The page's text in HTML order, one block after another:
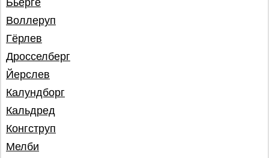
Бьерге
Воллеруп
Гёрлев
Дросселбeрг
Йерслев
Калундборг
Кальдред
Конгструп
Мелби